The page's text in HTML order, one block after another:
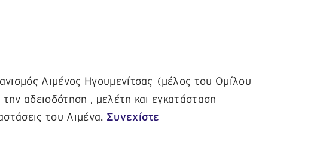
Λιμένος Ηγουμενίτσας (μέλος του Ομίλου
αδειοδότηση , μελέτη και εγκατάσταση
του Λιμένα. Συνεχίστε